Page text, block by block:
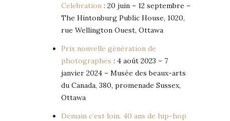
Celebration : 20 juin – 12 septembre –
The Hintonburg Public House, 1020,
rue Wellington Ouest, Ottawa
Prix nouvelle génération de
photographes : 4 août 2023 – 7
janvier 2024 – Musée des beaux-arts
du Canada, 380, promenade Sussex,
Ottawa
Demain c’est loin. 40 ans de hip-hop